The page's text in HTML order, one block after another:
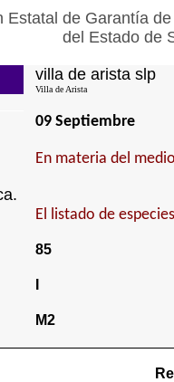
Estatal de Garantía
del Estado de
villa de arista slp
Villa de Arista
09 Septiembre
En materia del
El listado de
85
M2